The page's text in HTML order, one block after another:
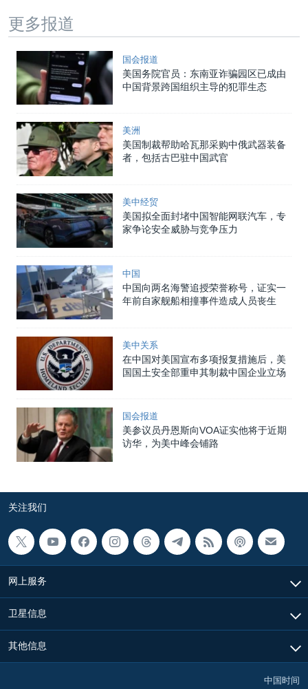
更多报道
国会报道
美国务院官员：东南亚诈骗园区已成由
中国背景跨国组织主导的犯罪生态
美洲
美国制裁帮助哈瓦那采购中俄武器装备
者，包括古巴驻中国武官
美中经贸
美国拟全面封堵中国智能网联汽车，专
家争论安全威胁与竞争压力
中国
中国向两名海警追授荣誉称号，证实一
年前自家舰船相撞事件造成人员丧生
美中关系
在中国对美国宣布多项报复措施后，美
国国土安全部重申其制裁中国企业立场
国会报道
美参议员丹恩斯向VOA证实他将于近期
访华，为美中峰会铺路
关注我们
网上服务
卫星信息
其他信息
中国时间